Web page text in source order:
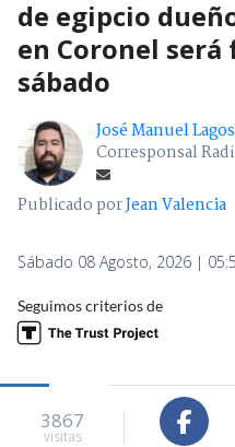
de egipcio
en Coronel
sábado
José Manuel Lagos
Corresponsal
Publicado porJean Valencia
Sábado 08 Agosto, 2026 |
Seguimos criterios de
3867
visitas